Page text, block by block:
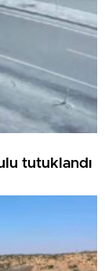
tutuklandı